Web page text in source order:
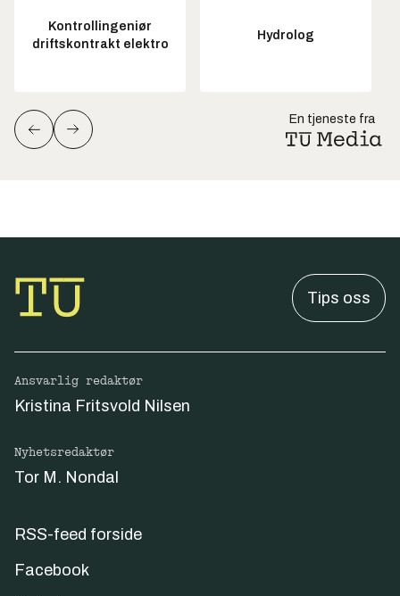
Kontrollingeniør
driftskontrakt elektro
Hydrolog
En tjeneste fra
Tips oss
Ansvarlig redaktør
Kristina Fritsvold Nilsen
Nyhetsredaktør
Tor M. Nondal
RSS-feed forside
Facebook